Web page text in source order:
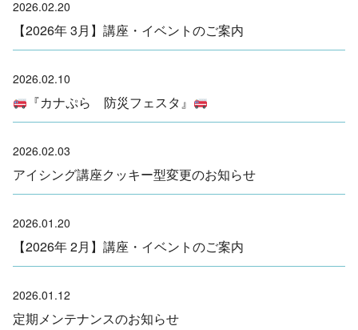
2026.02.20
【2026年 3月】講座・イベントのご案内
2026.02.10
『カナぷら 防災フェスタ』
2026.02.03
アイシング講座クッキー型変更のお知らせ
2026.01.20
【2026年 2月】講座・イベントのご案内
2026.01.12
定期メンテナンスのお知らせ